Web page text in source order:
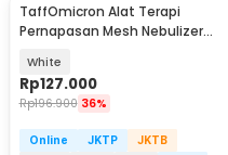
TaffOmicron Alat Terapi
Pernapasan Mesh Nebulizer
White
Rp127.000
Rp196.900 36%
Online JKTP
JKTB